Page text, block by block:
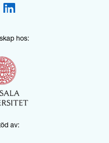
hos:
av: